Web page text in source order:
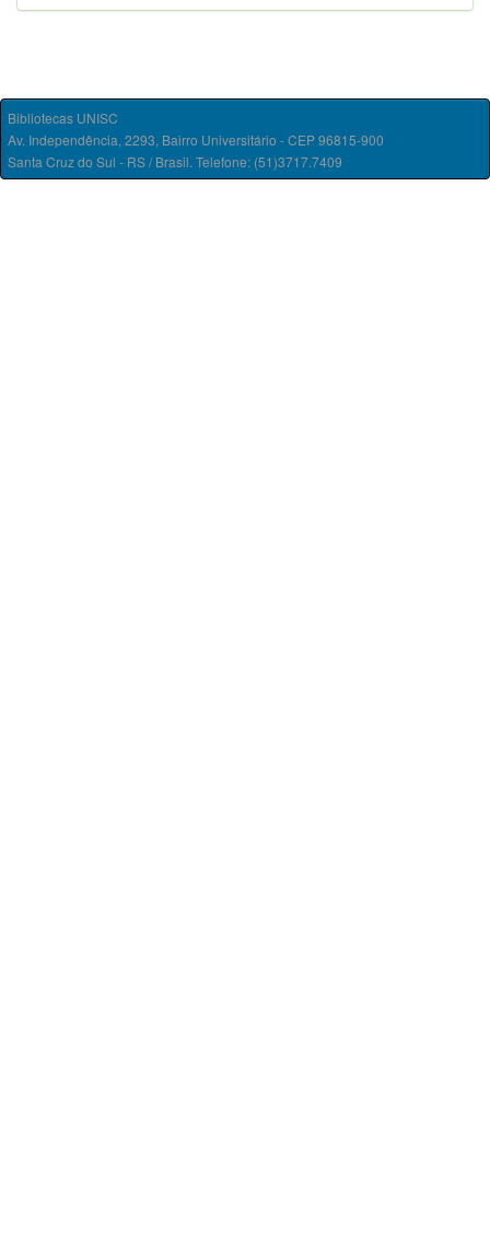
Bibliotecas UNISC
Av. Independência, 2293, Bairro Universitário - CEP 96815-900
Santa Cruz do Sul - RS / Brasil. Telefone: (51)3717.7409